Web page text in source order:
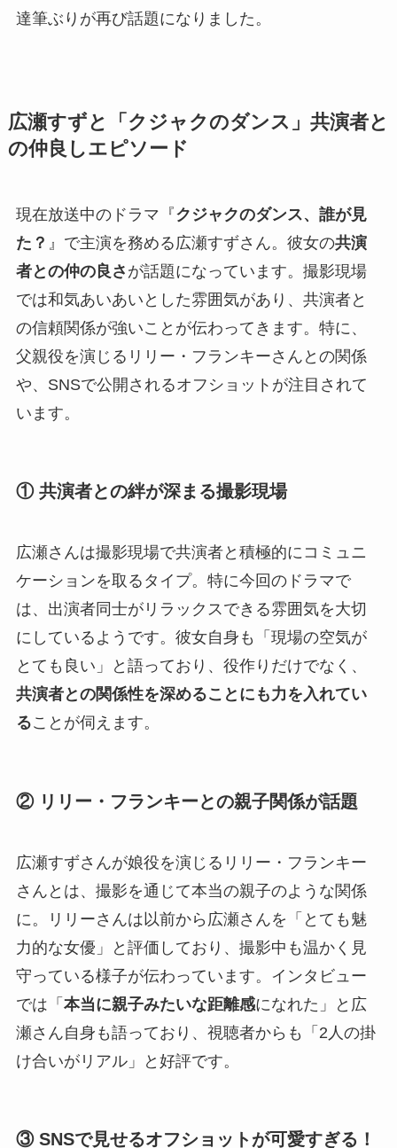
達筆ぶりが再び話題になりました。
広瀬すずと「クジャクのダンス」共演者と
の仲良しエピソード
現在放送中のドラマ『クジャクのダンス、誰が見
た？ 』で主演を務める広瀬すずさん。彼女の共演
者との仲の良さ が話題になっています。撮影現場
では和気あいあいとした雰囲気があり、共演者と
の信頼関係が強いことが伝わってきます。特に、
父親役を演じるリリー・フランキーさんとの関係
や、SNSで公開されるオフショットが注目されて
います。
① 共演者との絆が深まる撮影現場
広瀬さんは撮影現場で共演者と積極的にコミュニ
ケーションを取るタイプ。特に今回のドラマで
は、出演者同士がリラックスできる雰囲気を大切
にしているようです。彼女自身も「現場の空気が
とても良い」と語っており、役作りだけでなく、
共演者との関係性を深めることにも力を入れてい
ることが伺えます。
② リリー・フランキーとの親子関係が話題
広瀬すずさんが娘役を演じるリリー・フランキー
さんとは、撮影を通じて本当の親子のような関係
に。リリーさんは以前から広瀬さんを「とても魅
力的な女優」と評価しており、撮影中も温かく見
守っている様子が伝わっています。インタビュー
では「 本当に親子みたいな距離感になれた」と広
瀬さん自身も語っており、視聴者からも「2人の掛
け合いがリアル」と好評です。
③ SNSで見せるオフショットが可愛すぎる！